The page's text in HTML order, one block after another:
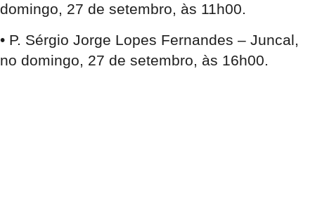
domingo, 27 de setembro, às 11h00.
• P. Sérgio Jorge Lopes Fernandes – Juncal,
no domingo, 27 de setembro, às 16h00.